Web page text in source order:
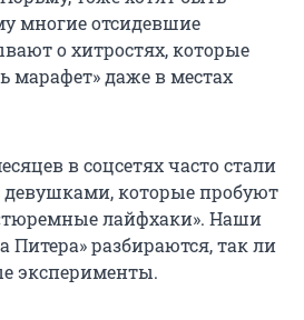
многие отсидевшие
о хитростях, которые
марафет» даже в местах
в соцсетях часто стали
девушками, которые пробуют
лайфхаки». Наши
Питера» разбираются, так ли
эксперименты.